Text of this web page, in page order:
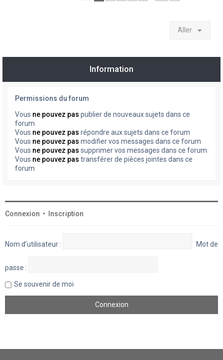
Aller
Information
Permissions du forum
Vous ne pouvez pas publier de nouveaux sujets dans ce
forum
Vous ne pouvez pas répondre aux sujets dans ce forum
Vous ne pouvez pas modifier vos messages dans ce forum
Vous ne pouvez pas supprimer vos messages dans ce forum
Vous ne pouvez pas transférer de pièces jointes dans ce
forum
Connexion • Inscription
Nom d’utilisateur : Mot de
passe :
Se souvenir de moi